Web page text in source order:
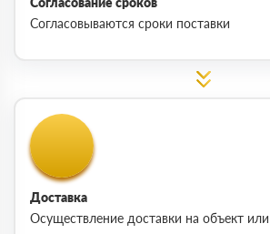
Согласовываются сроки поставки
Доставка
Осуществление доставки на объект